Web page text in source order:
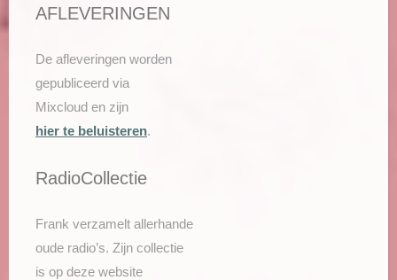
AFLEVERINGEN
De afleveringen worden
gepubliceerd via
Mixcloud en zijn
hier te beluisteren.
RadioCollectie
Frank verzamelt allerhande
oude radio’s. Zijn collectie
is op deze website